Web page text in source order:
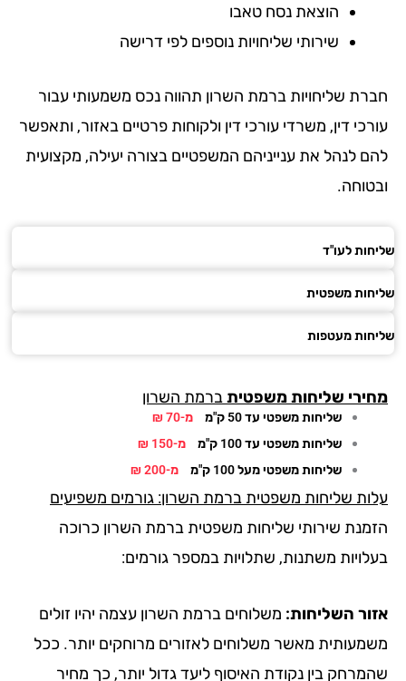
הוצאת נסח טאבו
שירותי שליחויות נוספים לפי דרישה
שליחויות ברמת השרון תהווה נכס משמעותי עבור
דין, משרדי עורכי דין ולקוחות פרטיים באזור, ותאפשר
לנהל את ענייניהם המשפטיים בצורה יעילה, מקצועית
לעו"ד
משפטית
מעטפות
שליחות משפטית ברמת השרון
שליחות משפטי עד 50 ק"מ
מ-70 ₪
שליחות משפטי עד 100 ק"מ
מ-150 ₪
שליחות משפטי מעל 100 ק"מ
מ-200 ₪
שליחות משפטית ברמת השרון: גורמים משפיעים
שירותי שליחות משפטית ברמת השרון כרוכה
משתנות, שתלויות במספר גורמים:
השליחות:משלוחים ברמת השרון עצמה יהיו זולים
מאשר משלוחים לאזורים מרוחקים יותר. ככל
בין נקודת האיסוף ליעד גדול יותר, כך מחיר